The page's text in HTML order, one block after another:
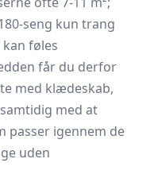
seng kun trang
kan føles
får du derfor
med klædeskab,
med at
passer igennem de
uden